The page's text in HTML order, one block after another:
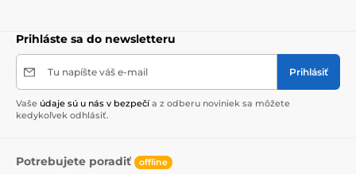
Prihláste sa do newsletteru
Tu napíšte váš e-mail Prihlásiť
Vaše údaje sú u nás v bezpečí a z odberu noviniek sa môžete
kedykoľvek odhlásiť.
Potrebujete poradiť offline